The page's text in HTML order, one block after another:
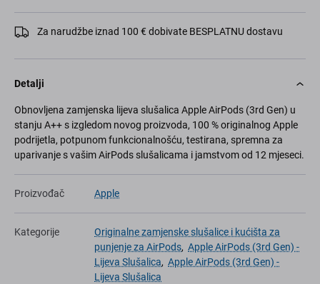
Za narudžbe iznad 100 € dobivate BESPLATNU dostavu
Detalji
Obnovljena zamjenska lijeva slušalica Apple AirPods (3rd Gen) u
stanju A++ s izgledom novog proizvoda, 100 % originalnog Apple
podrijetla, potpunom funkcionalnošću, testirana, spremna za
uparivanje s vašim AirPods slušalicama i jamstvom od 12 mjeseci.
Proizvođač Apple
Kategorije
Originalne zamjenske slušalice i kućišta za
punjenje za AirPods, Apple AirPods (3rd Gen) -
Lijeva Slušalica, Apple AirPods (3rd Gen) -
Lijeva Slušalica